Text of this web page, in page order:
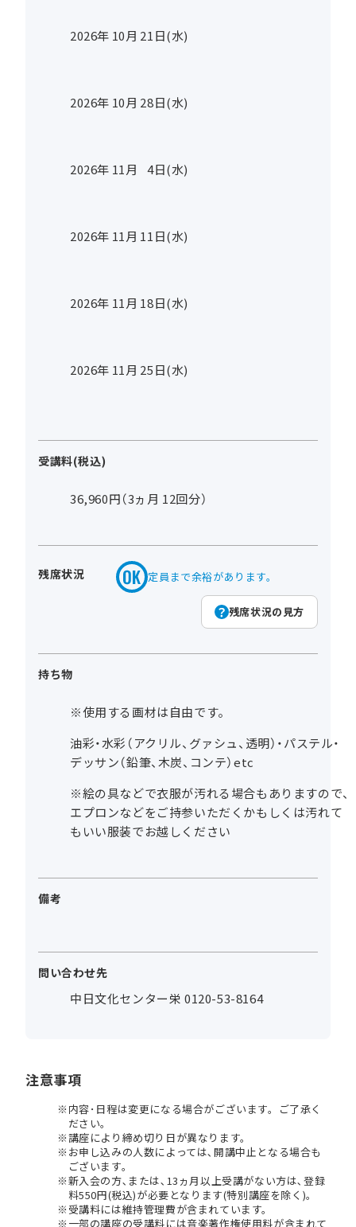
2026年 10月 21日(水)
2026年 10月 28日(水)
2026年 11月 4日(水)
2026年 11月 11日(水)
2026年 11月 18日(水)
2026年 11月 25日(水)
受講料(税込)
36,960円（3ヵ月 12回分）
残席状況 定員まで余裕があります。
残席状況の見方
持ち物
※使用する画材は自由です。
油彩・水彩（アクリル、グァシュ、透明）・パステル・
デッサン（鉛筆、木炭、コンテ）etc
※絵の具などで衣服が汚れる場合もありますので、
エプロンなどをご持参いただくかもしくは汚れて
もいい服装でお越しください
備考
問い合わせ先
中日文化センター栄 0120-53-8164
注意事項
内容･日程は変更になる場合がございます。ご了承く
ださい。
講座により締め切り日が異なります。
お申し込みの人数によっては､開講中止となる場合も
ございます。
新入会の方､または､13ヵ月以上受講がない方は､登録
料550円(税込)が必要となります(特別講座を除く)。
受講料には維持管理費が含まれています。
一部の講座の受講料には音楽著作権使用料が含まれて